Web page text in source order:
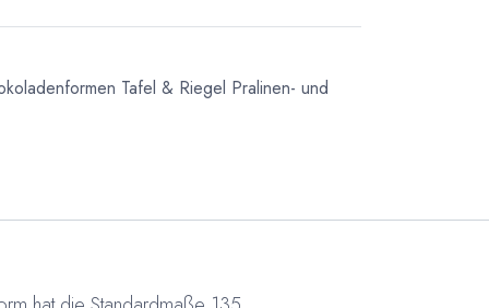
Tafel & Riegel Pralinen- und